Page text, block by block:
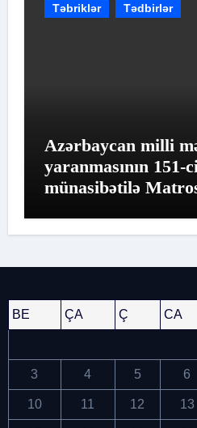
Təbriklər Tədbirlər
Azərbaycan milli
yaranmasının 151-
münasibətilə
BE ÇA Ç CA
3 4 5 6
10 11 12 13